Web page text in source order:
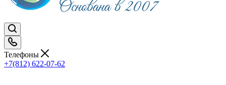
Телефоны
+7(812) 622-07-62